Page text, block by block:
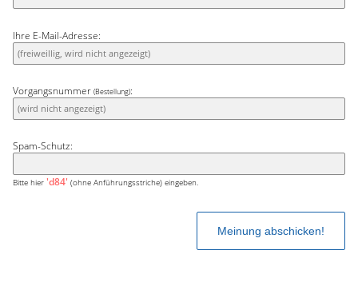
Ihre E-Mail-Adresse:
Vorgangsnummer (Bestellung):
Spam-Schutz:
Bitte hier 'd84' (ohne Anführungsstriche) eingeben.